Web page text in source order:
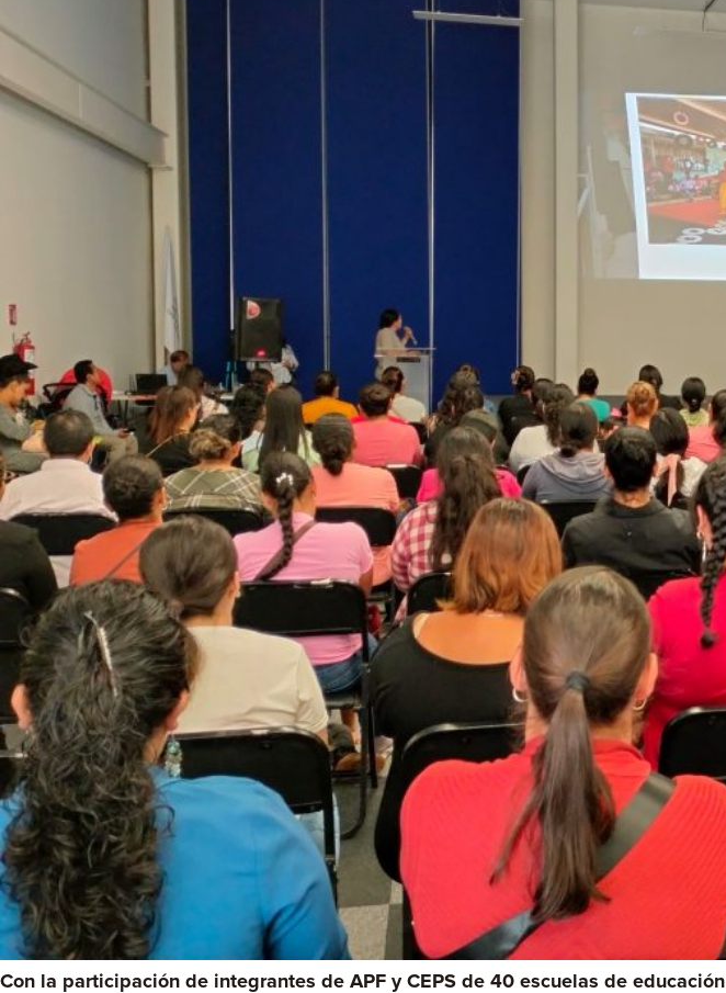
Con la participación de integrantes de APF y CEPS de 40 escuelas de